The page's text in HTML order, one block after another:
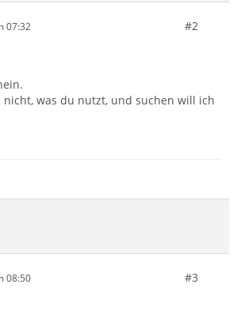
07:32 #2
was du nutzt, und suchen will ich
08:50 #3